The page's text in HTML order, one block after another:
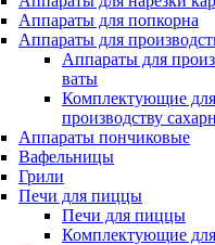
Аппараты для попкорна
Аппараты для
Аппараты для
ваты
Комплектующие
производству
Аппараты пончиковые
Вафельницы
Грили
Печи для пиццы
Печи для пиццы
Комплектующие